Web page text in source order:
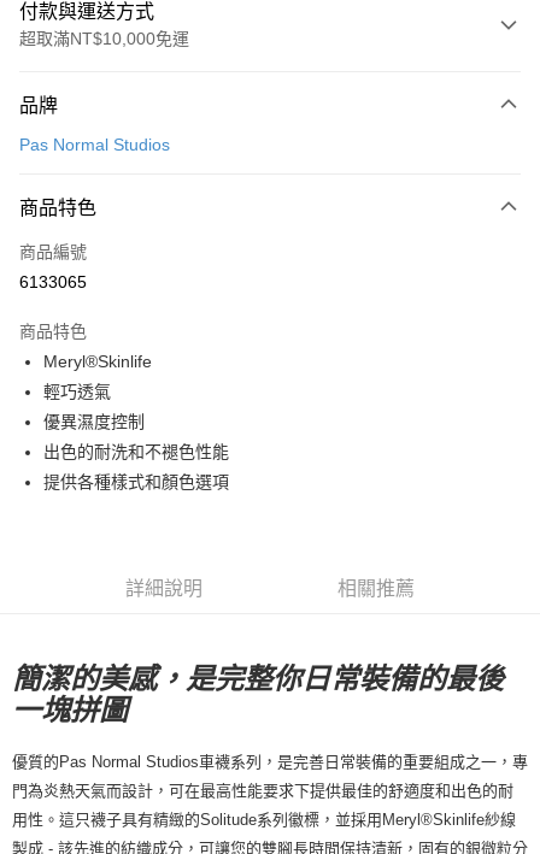
付款與運送方式
超取滿NT$10,000免運
信用卡一次付款
LINE Pay
Apple Pay
運送方式
全家店到店
每筆NT$80，滿NT$10,000(含以上)免運費
付款後全家取貨
每筆NT$80，滿NT$10,000(含以上)免運費
每筆NT$80，滿NT$10,000(含以上)免運費
宅配
品牌
Pas Normal Studios
商品特色
商品編號
6133065
商品特色
Meryl®Skinlife
輕巧透氣
優異濕度控制
出色的耐洗和不褪色性能
提供各種樣式和顏色選項
詳細說明 相關推薦
簡潔的美感，是完整你日常裝備的最後
一塊拼圖
優質的Pas Normal Studios車襪系列，是完善日常裝備的重要組成之一，專
門為炎熱天氣而設計，可在最高性能要求下提供最佳的舒適度和出色的耐
用性。這只襪子具有精緻的Solitude系列徽標，並採用Meryl®Skinlife紗線
製成 - 該先進的紡織成分，可讓您的雙腳長時間保持清新，固有的銀微粒分